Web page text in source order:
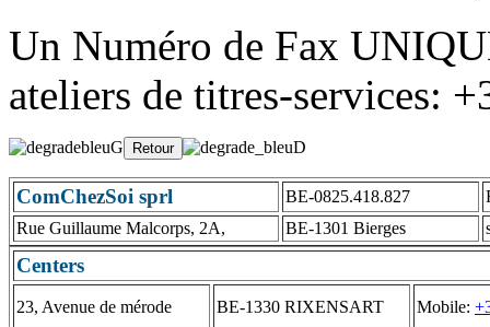
Un Numéro de Fax
ateliers de titres-services:
ComChezSoi sprl BE-0825.418.827
Rue Guillaume Malcorps, 2A,
BE-1301 Bierges
Centers
23, Avenue de mérode BE-1330 RIXENSART Mobile: